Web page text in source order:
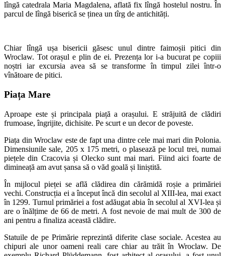
lîngă catedrala Maria Magdalena, aflată fix lîngă hostelul nostru. În
parcul de lîngă biserică se ținea un tîrg de antichități.
Chiar lîngă ușa bisericii găsesc unul dintre faimoșii pitici din
Wroclaw. Tot orașul e plin de ei. Prezența lor i-a bucurat pe copiii
noștri iar excursia avea să se transforme în timpul zilei într-o
vînătoare de pitici.
Piața Mare
Aproape este și principala piață a orașului. E străjuită de clădiri
frumoase, îngrijite, dichisite. Pe scurt e un decor de poveste.
Piața din Wroclaw este de fapt una dintre cele mai mari din Polonia.
Dimensiunile sale, 205 x 175 metri, o plasează pe locul trei, numai
piețele din Cracovia și Olecko sunt mai mari. Fiind aici foarte de
dimineață am avut șansa să o văd goală și liniștită.
În mijlocul pieței se află clădirea din cărămidă roșie a primăriei
vechi. Construcția ei a început încă din secolul al XIII-lea, mai exact
în 1299. Turnul primăriei a fost adăugat abia în secolul al XVI-lea și
are o înălțime de 66 de metri. A fost nevoie de mai mult de 300 de
ani pentru a finaliza această clădire.
Statuile de pe Primărie reprezintă diferite clase sociale. Acestea au
chipuri ale unor oameni reali care chiar au trăit în Wroclaw. De